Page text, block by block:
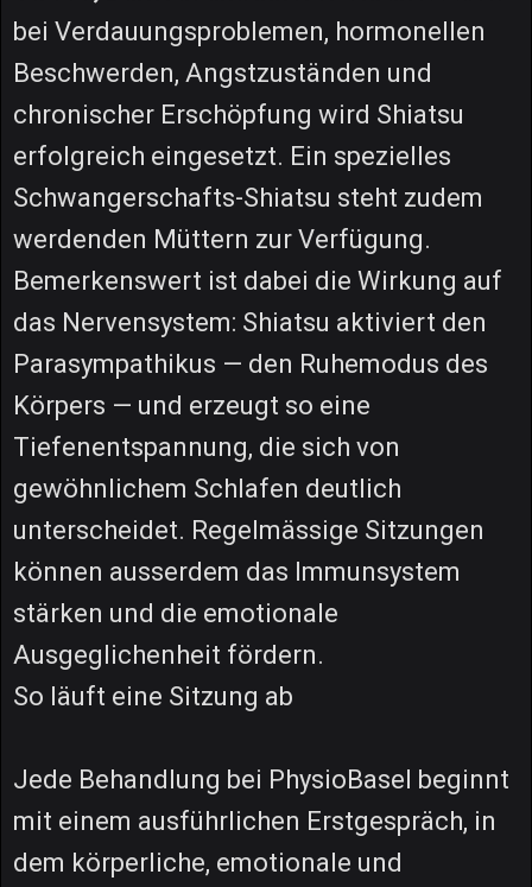
bei Verdauungsproblemen, hormonellen
Beschwerden, Angstzuständen und
chronischer Erschöpfung wird Shiatsu
erfolgreich eingesetzt. Ein spezielles
Schwangerschafts-Shiatsu steht zudem
werdenden Müttern zur Verfügung.
Bemerkenswert ist dabei die Wirkung auf
das Nervensystem: Shiatsu aktiviert den
Parasympathikus — den Ruhemodus des
Körpers — und erzeugt so eine
Tiefenentspannung, die sich von
gewöhnlichem Schlafen deutlich
unterscheidet. Regelmässige Sitzungen
können ausserdem das Immunsystem
stärken und die emotionale
Ausgeglichenheit fördern.
So läuft eine Sitzung ab
Jede Behandlung bei PhysioBasel beginnt
mit einem ausführlichen Erstgespräch, in
dem körperliche, emotionale und